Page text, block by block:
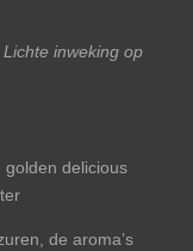
inweking op
delicious
de aroma’s